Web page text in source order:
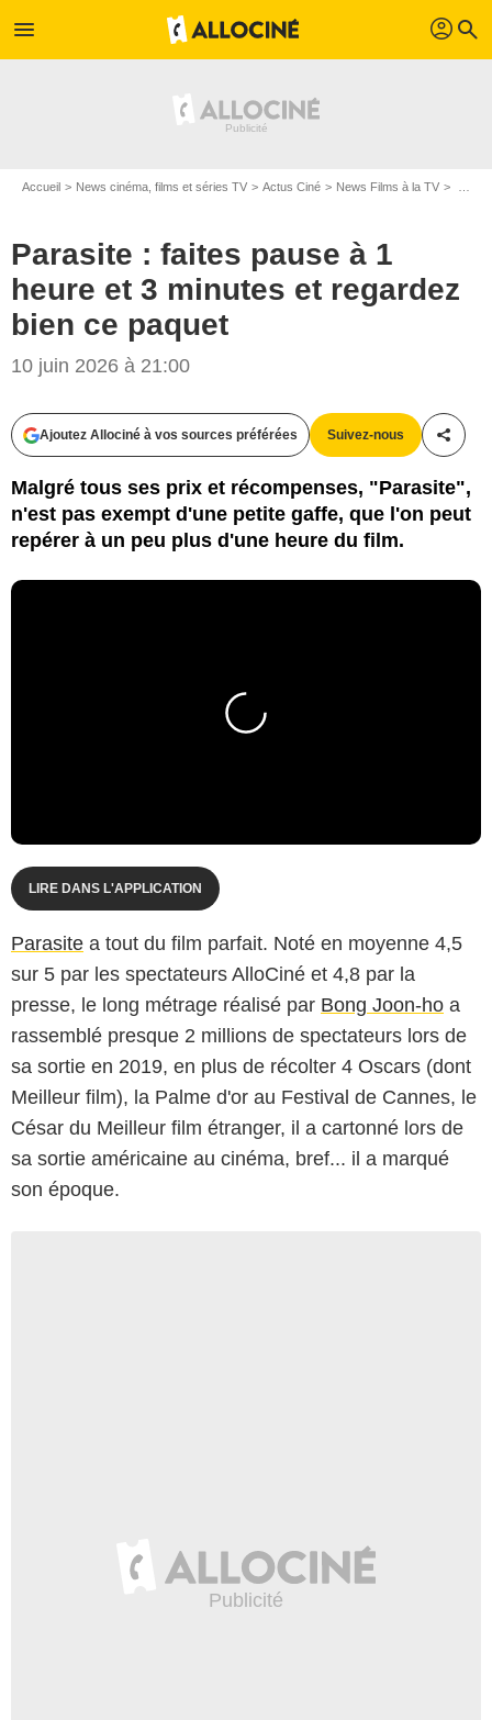
menu profil search
Accueil News cinéma, films et séries TV Actus Ciné News Films à la TV
Parasite : faites pause à 1
heure et 3 minutes et regardez
bien ce paquet
10 juin 2026 à 21:00
Ajoutez Allociné à vos sources préférées Suivez-nous
Malgré tous ses prix et récompenses, "Parasite",
n'est pas exempt d'une petite gaffe, que l'on peut
repérer à un peu plus d'une heure du film.
LIRE DANS L'APPLICATION
Parasite a tout du film parfait. Noté en moyenne 4,5
sur 5 par les spectateurs AlloCiné et 4,8 par la
presse, le long métrage réalisé par Bong Joon-ho a
rassemblé presque 2 millions de spectateurs lors de
sa sortie en 2019, en plus de récolter 4 Oscars (dont
Meilleur film), la Palme d'or au Festival de Cannes, le
César du Meilleur film étranger, il a cartonné lors de
sa sortie américaine au cinéma, bref... il a marqué
son époque.